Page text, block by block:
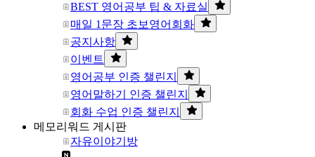
BEST 영어공부 팁 & 자료실
매일 1문장 초보영어회화
공지사항
이벤트
영어공부 인증 챌린지
영어말하기 인증 챌린지
회화 수업 인증 챌린지
메모리워드 게시판
자유이야기방